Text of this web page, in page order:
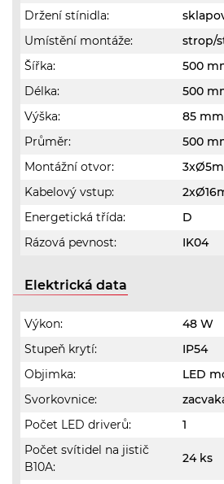
Držení stínidla:
Umístění montáže:
strop/
Šířka:
500
Délka:
500
Výška:
85 mm
Průměr:
500
Montážní otvor:
Kabelový vstup:
Energetická třída:
D
Rázová pevnost:
IK04
Elektrická data
Výkon:
48 W
Stupeň krytí:
IP54
Objimka:
LED
Svorkovnice:
Počet LED driverů:
1
Počet svítidel na jistič
B10A:
24 ks